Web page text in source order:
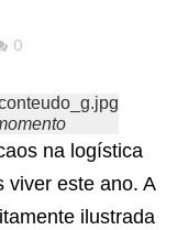
0
na logística
viver este ano. A
ilustrada